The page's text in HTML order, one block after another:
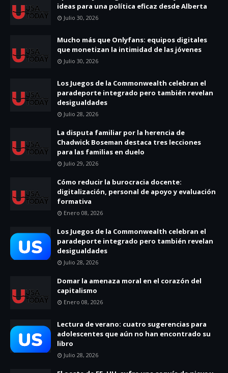
ideas para una política eficaz desde Alberta
Julio 30, 2026
Mucho más que Onlyfans: equipos digitales
que monetizan la intimidad de las jóvenes
Julio 30, 2026
Los Juegos de la Commonwealth celebran el
paradeporte integrado pero también revelan
desigualdades
Julio 28, 2026
La disputa familiar por la herencia de
Chadwick Boseman destaca tres lecciones
para las familias en duelo
Julio 29, 2026
Cómo reducir la burocracia docente:
digitalización, personal de apoyo y evaluación
formativa
Enero 08, 2026
Los Juegos de la Commonwealth celebran el
paradeporte integrado pero también revelan
desigualdades
Julio 28, 2026
Domar la amenaza moral en el corazón del
capitalismo
Enero 08, 2026
Lectura de verano: cuatro sugerencias para
adolescentes que aún no han encontrado su
libro
Julio 28, 2026